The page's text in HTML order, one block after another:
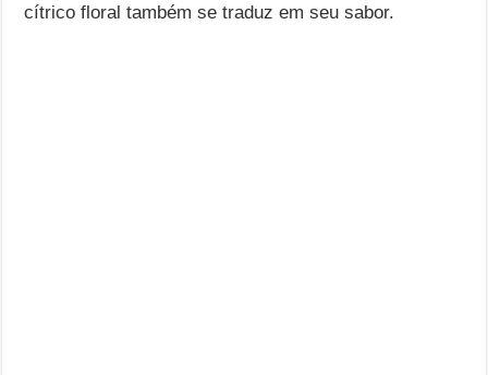
cítrico floral também se traduz em seu sabor.